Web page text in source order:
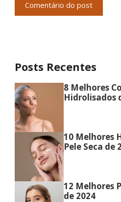
Posts Recentes
8 Melhores
Hidrolisados
10 Melhores
Pele Seca de
12 Melhores
de 2024